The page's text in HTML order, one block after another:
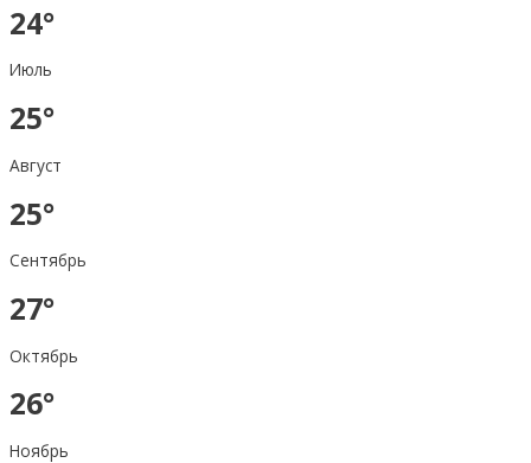
24°
Июль
25°
Август
25°
Сентябрь
27°
Октябрь
26°
Ноябрь